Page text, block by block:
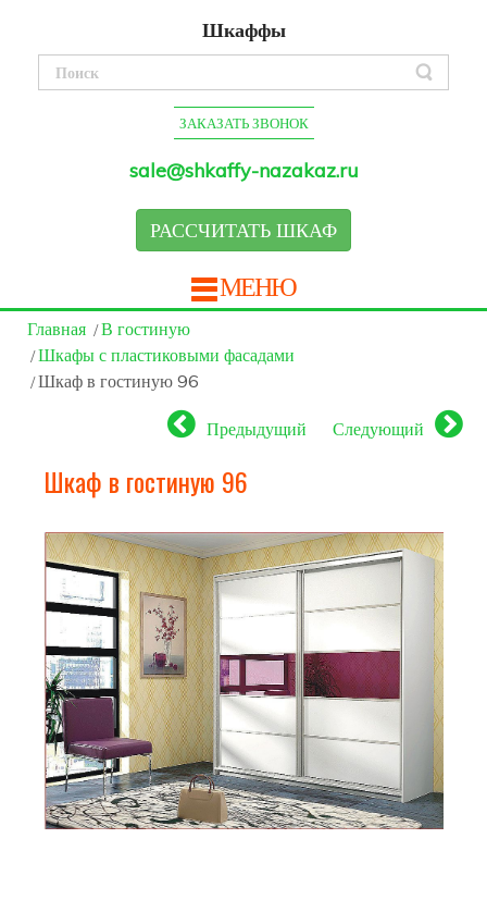
Шкаффы
ЗАКАЗАТЬ ЗВОНОК
sale@shkaffy-nazakaz.ru
РАССЧИТАТЬ ШКАФ
МЕНЮ
Главная
В гостиную
Шкафы с пластиковыми фасадами
Шкаф в гостиную 96
Предыдущий Следующий
Шкаф в гостиную 96